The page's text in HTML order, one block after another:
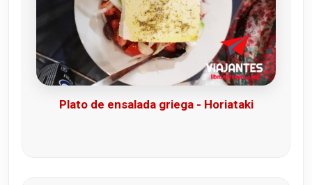
Plato de ensalada griega - Horiataki